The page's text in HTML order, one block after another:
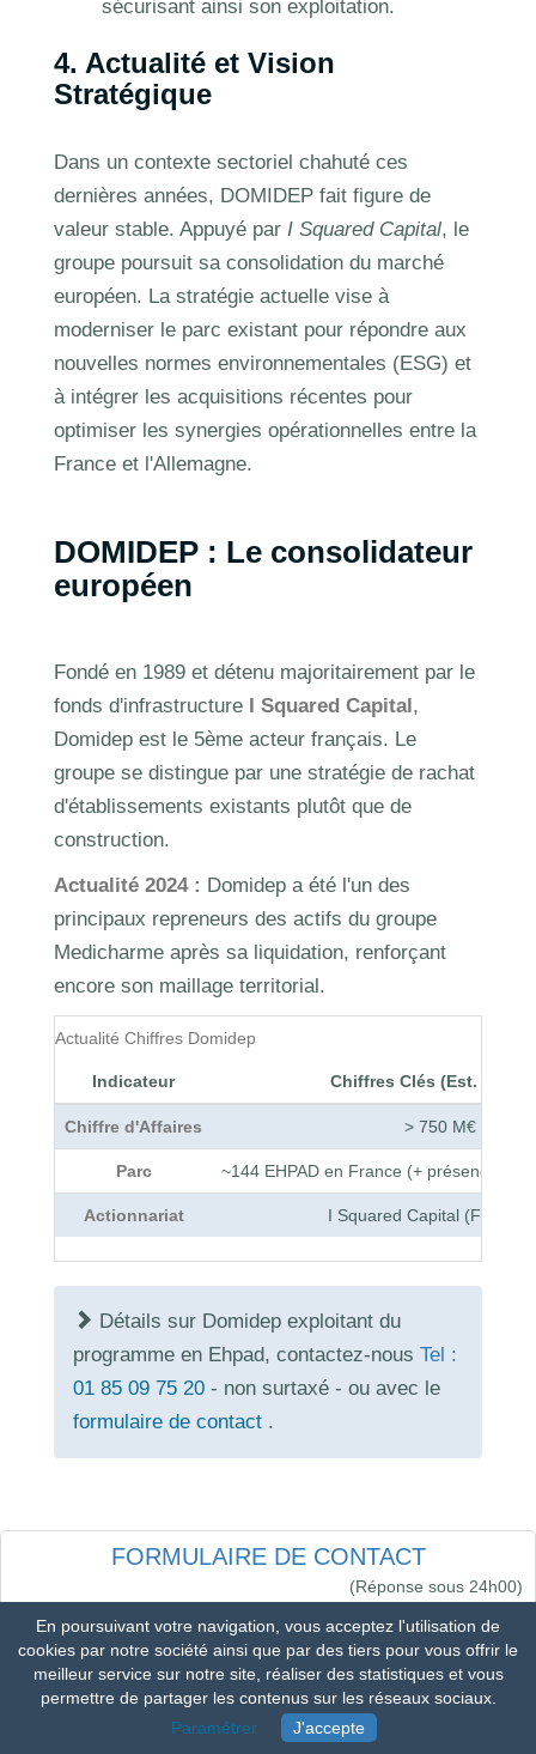
sécurisant ainsi son exploitation.
4. Actualité et Vision
Stratégique
Dans un contexte sectoriel chahuté ces
dernières années, DOMIDEP fait figure de
valeur stable. Appuyé par I Squared Capital, le
groupe poursuit sa consolidation du marché
européen. La stratégie actuelle vise à
moderniser le parc existant pour répondre aux
nouvelles normes environnementales (ESG) et
à intégrer les acquisitions récentes pour
optimiser les synergies opérationnelles entre la
France et l'Allemagne.
DOMIDEP : Le consolidateur
européen
Fondé en 1989 et détenu majoritairement par le
fonds d'infrastructure I Squared Capital,
Domidep est le 5ème acteur français. Le
groupe se distingue par une stratégie de rachat
d'établissements existants plutôt que de
construction.
Actualité 2024 : Domidep a été l'un des
principaux repreneurs des actifs du groupe
Medicharme après sa liquidation, renforçant
encore son maillage territorial.
Actualité Chiffres Domidep
Indicateur Chiffres Clés (Est.
Chiffre d'Affaires > 750 M€
Parc ~144 EHPAD en France (+ présence
Actionnariat I Squared Capital (Fonds
Détails sur Domidep exploitant du
programme en Ehpad, contactez-nous Tel :
01 85 09 75 20 - non surtaxé - ou avec le
formulaire de contact .
FORMULAIRE DE CONTACT
(Réponse sous 24h00)
01 85 09 75 20
En poursuivant votre navigation, vous acceptez l'utilisation de
cookies par notre société ainsi que par des tiers pour vous offrir le
meilleur service sur notre site, réaliser des statistiques et vous
permettre de partager les contenus sur les réseaux sociaux.
Paramétrer
J'accepte